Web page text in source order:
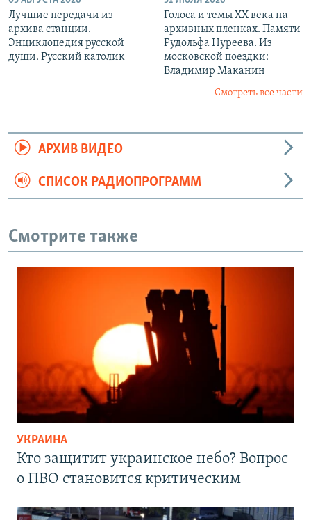
Лучшие передачи из
архива станции.
Энциклопедия русской
души. Русский католик
Голоса и темы XX века на
архивных пленках. Памяти
Рудольфа Нуреева. Из
московской поездки:
Владимир Маканин
Смотреть все части
АРХИВ ВИДЕО
СПИСОК РАДИОПРОГРАММ
Смотрите также
УКРАИНА
Кто защитит украинское небо? Вопрос
о ПВО становится критическим